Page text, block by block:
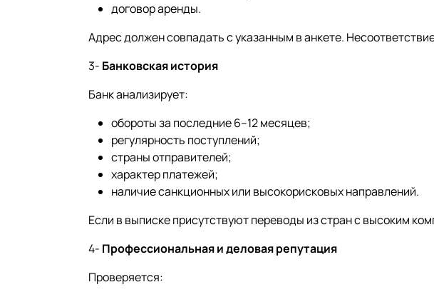
договор аренды.
Адрес должен совпадать с указанным в анкете.
3- Банковская история
Банк анализирует:
обороты за последние 6–12 месяцев;
регулярность поступлений;
страны отправителей;
характер платежей;
наличие санкционных или высокорисковых направлений.
Если в выписке присутствуют переводы из стран с высоким
4- Профессиональная и деловая репутация
Проверяется: